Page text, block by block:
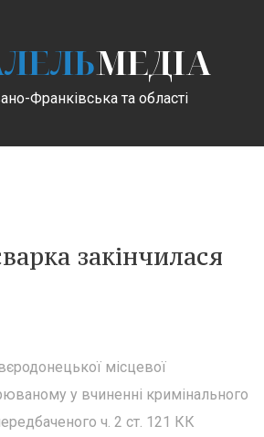
МЕДІА
Франківська та області
закінчилася
місцевої
у вчиненні кримінального
ч. 2 ст. 121 КК